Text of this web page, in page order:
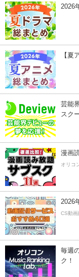
2026
【夏
芸能
スク
漫画
オリコ
2026
CS動画
毎週
ク！